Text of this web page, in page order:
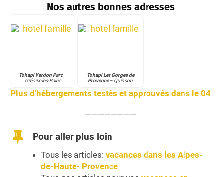
Nos autres bonnes adresses
Tohapi Verdon Parc–
Gréoux-les-Bains
Tohapi Les Gorges de
Provence– Quinson
Plus d’hébergements testés et approuvés dans le 04
————————
Pour aller plus loin
Tous les articles: vacances dans les Alpes-
de-Haute- Provence